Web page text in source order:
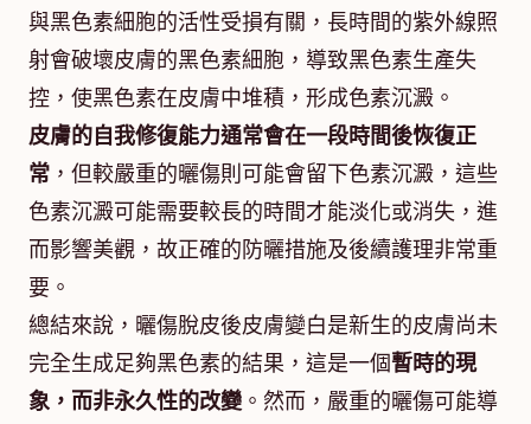
與黑色素細胞的活性受損有關，長時間的紫外線照
射會破壞皮膚的黑色素細胞，導致黑色素生產失
控，使黑色素在皮膚中堆積，形成色素沉澱。
皮膚的自我修復能力通常會在一段時間後恢復正
常 ，但較嚴重的曬傷則可能會留下色素沉澱，這些
色素沉澱可能需要較長的時間才能淡化或消失，進
而影響美觀，故正確的防曬措施及後續護理非常重
要。
總結來說，曬傷脫皮後皮膚變白是新生的皮膚尚未
完全生成足夠黑色素的結果，這是一個暫時的現
象，而非永久性的改變。然而，嚴重的曬傷可能導